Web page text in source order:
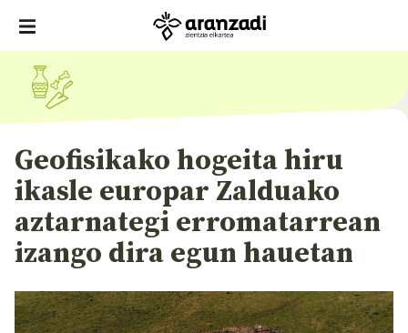
Geofisikako hogeita hiru
ikasle europar Zalduako
aztarnategi erromatarrean
izango dira egun hauetan